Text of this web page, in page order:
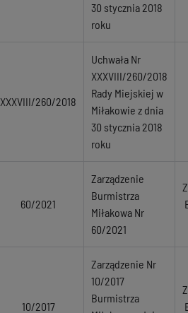
30 stycznia 2018
roku
XXXVIII/260/2018
Uchwała Nr
XXXVIII/260/2018
Rady Miejskiej w
Miłakowie z dnia
30 stycznia 2018
roku
60/2021
Zarządzenie
Burmistrza
Miłakowa Nr
60/2021
10/2017
Zarządzenie Nr
10/2017
Burmistrza